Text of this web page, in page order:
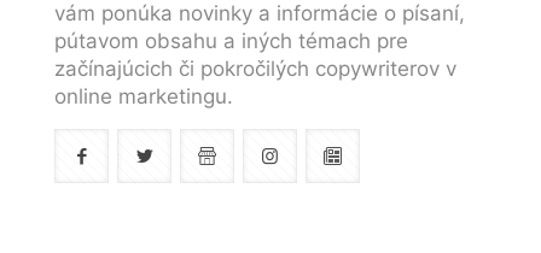
vám ponúka novinky a informácie o písaní,
pútavom obsahu a iných témach pre
začínajúcich či pokročilých copywriterov v
online marketingu.